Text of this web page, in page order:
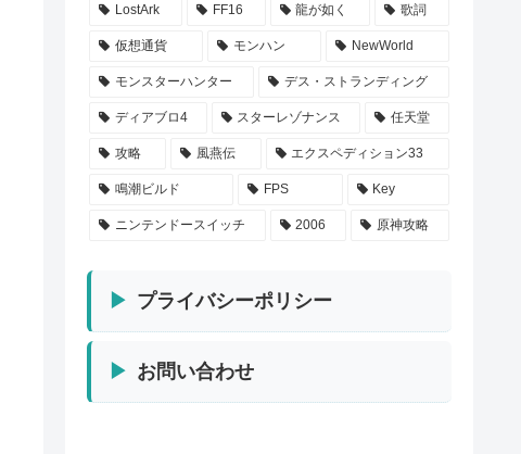
LostArk FF16 龍が如く 歌詞
仮想通貨 モンハン NewWorld
モンスターハンター デス・ストランディング
ディアブロ4 スターレゾナンス 任天堂
攻略 風燕伝 エクスペディション33
鳴潮ビルド FPS Key
ニンテンドースイッチ 2006 原神攻略
プライバシーポリシー
お問い合わせ